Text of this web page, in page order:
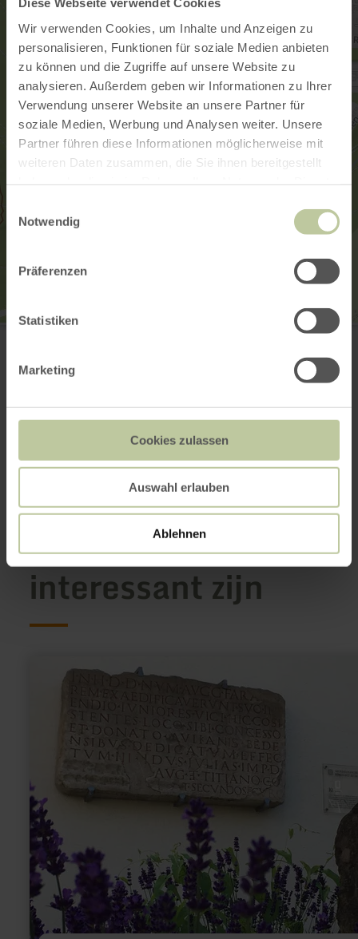
Wir verwenden Cookies, um Inhalte und Anzeigen zu
personalisieren, Funktionen für soziale Medien anbieten
zu können und die Zugriffe auf unsere Website zu
analysieren. Außerdem geben wir Informationen zu Ihrer
Verwendung unserer Website an unsere Partner für
soziale Medien, Werbung und Analysen weiter. Unsere
Partner führen diese Informationen möglicherweise mit
weiteren Daten zusammen, die Sie ihnen bereitgestellt
Notwendig
Präferenzen
Statistiken
Marketing
Cookies zulassen
Auswahl erlauben
Ablehnen
(0049)6525-933 930
Website
Aankomst plannen
Op kaart weergeven
Dit kan ook
interessant zijn
informatie
Archeologische
rondwandeling